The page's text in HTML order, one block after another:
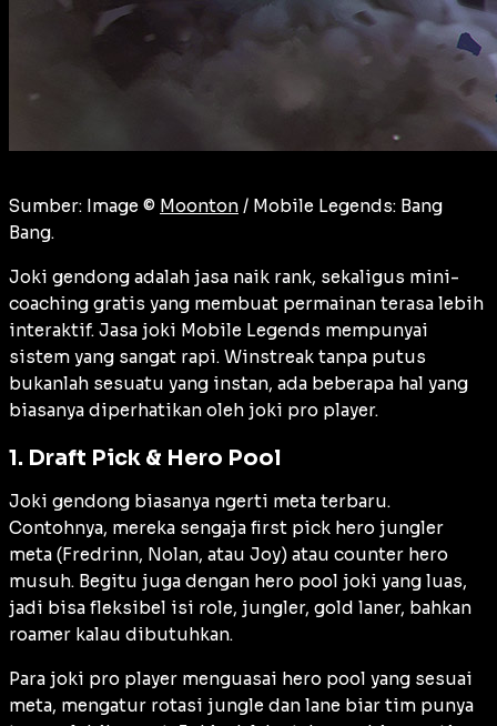
Sumber: Image © Moonton / Mobile Legends: Bang
Bang.
Joki gendong adalah jasa naik rank, sekaligus mini-
coaching gratis yang membuat permainan terasa lebih
interaktif. Jasa joki Mobile Legends mempunyai
sistem yang sangat rapi. Winstreak tanpa putus
bukanlah sesuatu yang instan, ada beberapa hal yang
biasanya diperhatikan oleh joki pro player.
1. Draft Pick & Hero Pool
Joki gendong biasanya ngerti meta terbaru.
Contohnya, mereka sengaja first pick hero jungler
meta (Fredrinn, Nolan, atau Joy) atau counter hero
musuh. Begitu juga dengan hero pool joki yang luas,
jadi bisa fleksibel isi role, jungler, gold laner, bahkan
roamer kalau dibutuhkan.
Para joki pro player menguasai hero pool yang sesuai
meta, mengatur rotasi jungle dan lane biar tim punya